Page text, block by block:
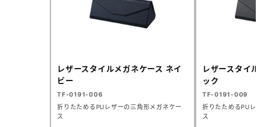
レザースタイルメガネケース ネイ
ビー
TF-0191-006
折りたためるPUレザーの三角形メガネケー
ス
レザースタイル
ック
TF-0191-009
折りたためるPUレザ
ス